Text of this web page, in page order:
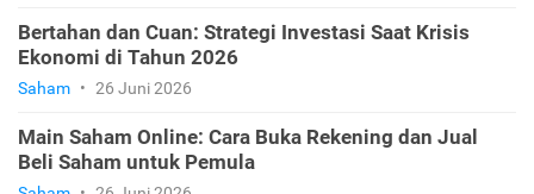
Bertahan dan Cuan: Strategi Investasi Saat Krisis
Ekonomi di Tahun 2026
Saham • 26 Juni 2026
Main Saham Online: Cara Buka Rekening dan Jual
Beli Saham untuk Pemula